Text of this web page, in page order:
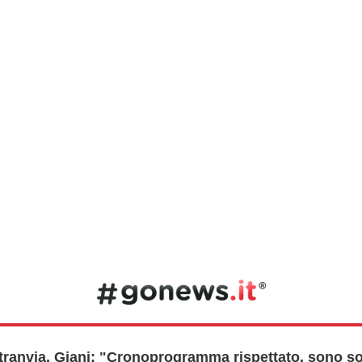
Giani: "Cronoprogramma rispettato, sono